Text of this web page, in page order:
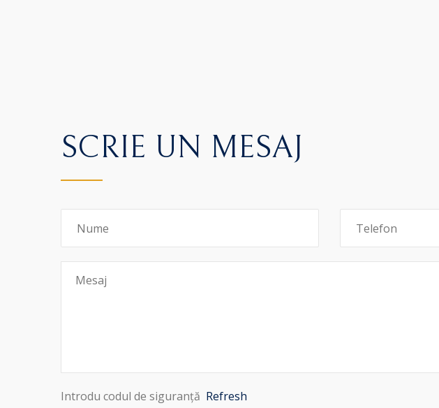
SCRIE UN MESAJ
Introdu codul de siguranță Refresh